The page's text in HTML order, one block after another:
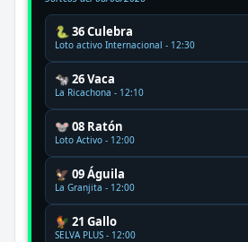
🐍 36 Culebra
Loto activo Internacional - 12:30
🐄 26 Vaca
La Ricachona - 12:10
🐭 08 Ratón
Loto Activo - 12:00
🦅 09 Águila
La Granjita - 12:00
🐓 21 Gallo
SELVA PLUS - 12:00